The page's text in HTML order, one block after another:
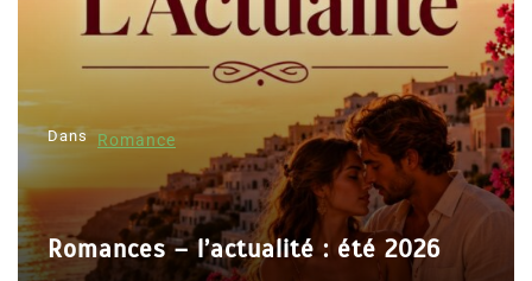
Dans Romance
Romances – l’actualité : été 2026